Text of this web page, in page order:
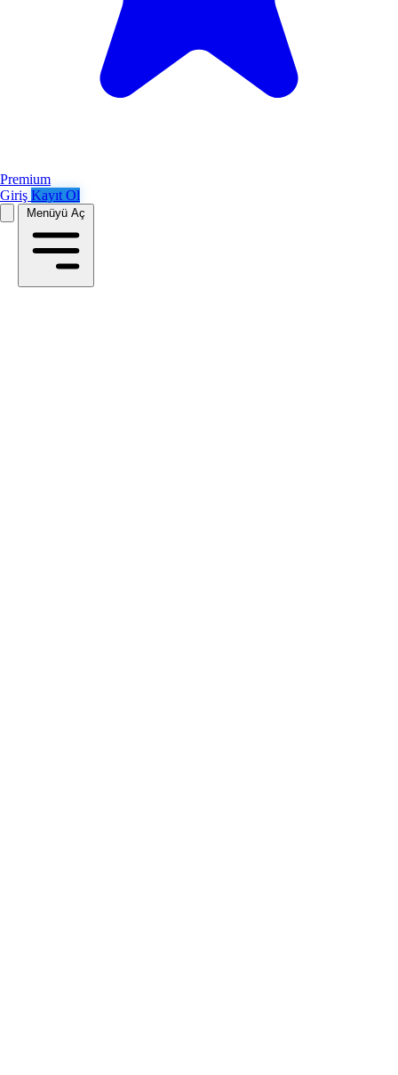
Premium
Giriş Kayıt Ol
Menüyü Aç